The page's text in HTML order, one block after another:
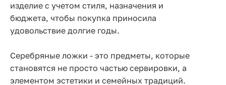
изделие с учетом стиля, назначения и
бюджета, чтобы покупка приносила
удовольствие долгие годы.
Серебряные ложки - это предметы, которые
становятся не просто частью сервировки, а
элементом эстетики и семейных традиций.